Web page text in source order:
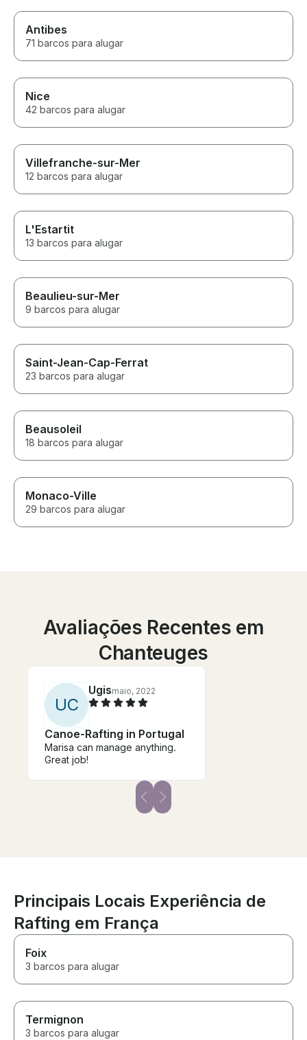
Antibes
71 barcos para alugar
Nice
42 barcos para alugar
Villefranche-sur-Mer
12 barcos para alugar
L'Estartit
13 barcos para alugar
Beaulieu-sur-Mer
9 barcos para alugar
Saint-Jean-Cap-Ferrat
23 barcos para alugar
Beausoleil
18 barcos para alugar
Monaco-Ville
29 barcos para alugar
Avaliações Recentes em
Chanteuges
UC
Ugismaio, 2022
Canoe-Rafting in Portugal
Marisa can manage anything.
Great job!
Principais Locais Experiência de
Rafting em França
Foix
3 barcos para alugar
Termignon
3 barcos para alugar